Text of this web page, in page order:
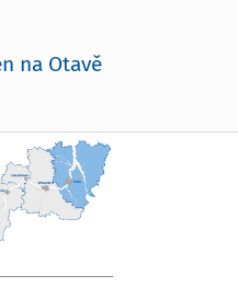
na Otavě